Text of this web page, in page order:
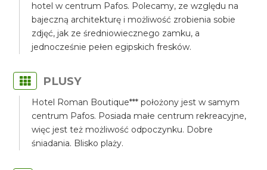
hotel w centrum Pafos. Polecamy, ze względu na
bajeczną architekturę i możliwość zrobienia sobie
zdjęć, jak ze średniowiecznego zamku, a
jednocześnie pełen egipskich fresków.
PLUSY
Hotel Roman Boutique*** położony jest w samym
centrum Pafos. Posiada małe centrum rekreacyjne,
więc jest też możliwość odpoczynku. Dobre
śniadania. Blisko plaży.